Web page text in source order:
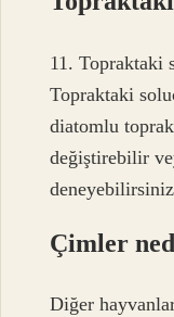
11. Topraktaki
Topraktaki
diatomlu
değiştirebilir
Çimler
Diğer